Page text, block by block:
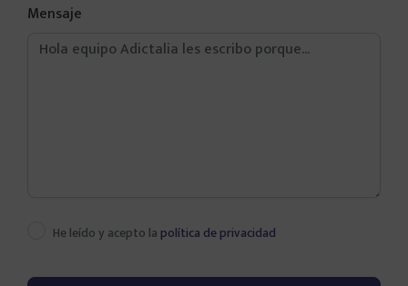
Mensaje
He leído y acepto la política de privacidad